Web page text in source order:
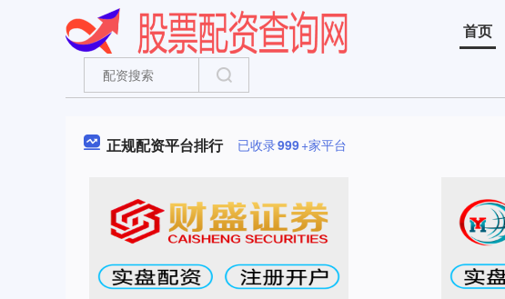
首页
正规配资平台排行 已收录999+家平台